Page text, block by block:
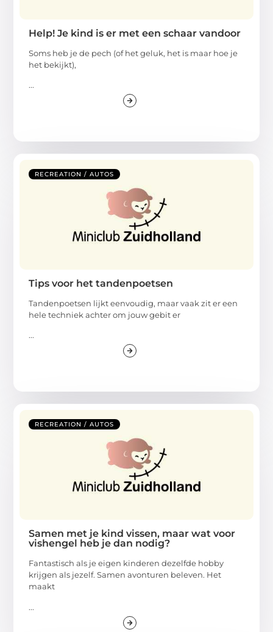
Help! Je kind is er met een schaar vandoor
Soms heb je de pech (of het geluk, het is maar hoe je
het bekijkt),
...
RECREATION / AUTOS
Tips voor het tandenpoetsen
Tandenpoetsen lijkt eenvoudig, maar vaak zit er een
hele techniek achter om jouw gebit er
...
RECREATION / AUTOS
Samen met je kind vissen, maar wat voor
vishengel heb je dan nodig?
Fantastisch als je eigen kinderen dezelfde hobby
krijgen als jezelf. Samen avonturen beleven. Het
maakt
...